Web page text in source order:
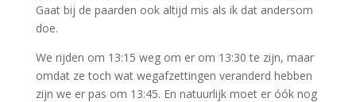
Gaat bij de paarden ook altijd mis als ik dat andersom
doe.
We rijden om 13:15 weg om er om 13:30 te zijn, maar
omdat ze toch wat wegafzettingen veranderd hebben
zijn we er pas om 13:45. En natuurlijk moet er óók nog